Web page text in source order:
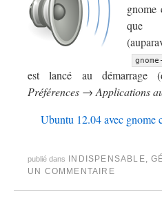
gnome
est lancé au démarrage
Préférences → Applications
Ubuntu 12.04 avec gnome
publié dans INDISPENSABLE ,
UN COMMENTAIRE